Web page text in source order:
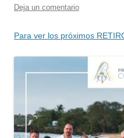
Deja un comentario
Para ver los próximos